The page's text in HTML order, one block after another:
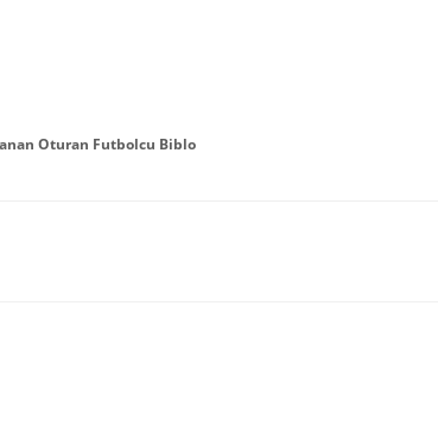
Oturan Futbolcu Biblo